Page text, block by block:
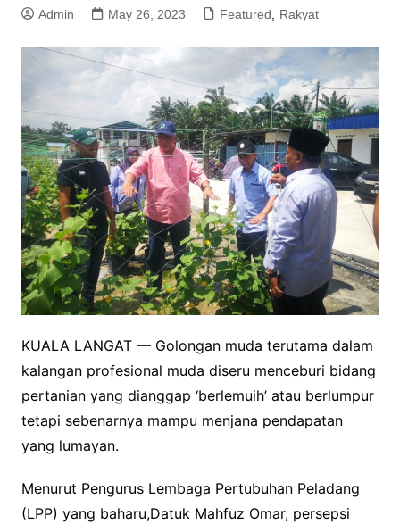
Admin May 26, 2023 Featured, Rakyat
KUALA LANGAT — Golongan muda terutama dalam
kalangan profesional muda diseru menceburi bidang
pertanian yang dianggap ‘berlemuih’ atau berlumpur
tetapi sebenarnya mampu menjana pendapatan
yang lumayan.
Menurut Pengurus Lembaga Pertubuhan Peladang
(LPP) yang baharu,Datuk Mahfuz Omar, persepsi